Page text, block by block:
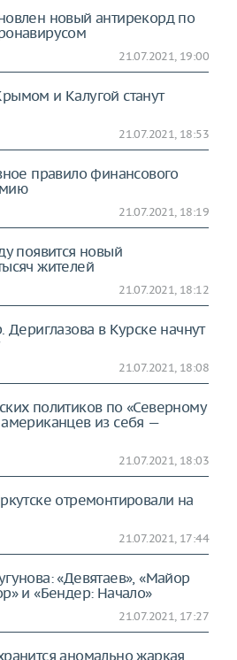
новый антирекорд по
21.07.2021, 19:00
и Калугой станут
21.07.2021, 18:53
правило финансового
21.07.2021, 18:19
появится новый
жителей
21.07.2021, 18:12
в Курске начнут
21.07.2021, 18:08
политиков по «Северному
из себя —
21.07.2021, 18:03
отремонтировали на
21.07.2021, 17:44
«Девятаев», «Майор
и «Бендер: Начало»
21.07.2021, 17:27
аномально жаркая